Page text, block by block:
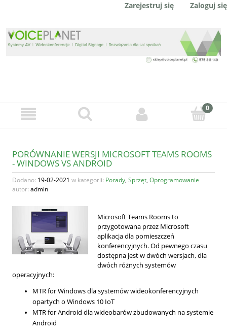
Zarejestruj się Zaloguj się
PORÓWNANIE WERSJI MICROSOFT TEAMS ROOMS
- WINDOWS VS ANDROID
Dodano: 19-02-2021 w kategorii: Porady, Sprzęt, Oprogramowanie
autor: admin
Microsoft Teams Rooms to
przygotowana przez Microsoft
aplikacja dla pomieszczeń
konferencyjnych. Od pewnego czasu
dostępna jest w dwóch wersjach, dla
dwóch różnych systemów
operacyjnych:
MTR for Windows dla systemów wideokonferencyjnych
opartych o Windows 10 IoT
MTR for Android dla wideobarów zbudowanych na systemie
Android